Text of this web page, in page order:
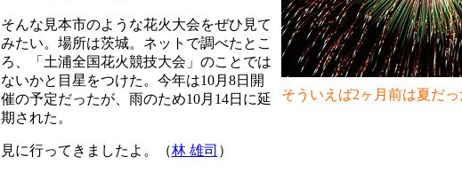
そういえば2ヶ月前は夏だっ
そんな見本市のような花火大会をぜひ見て
みたい。場所は茨城。ネットで調べたとこ
ろ、「土浦全国花火競技大会」のことでは
ないかと目星をつけた。今年は10月8日開
催の予定だったが、雨のため10月14日に延
期された。
見に行ってきましたよ。（林 雄司 ）